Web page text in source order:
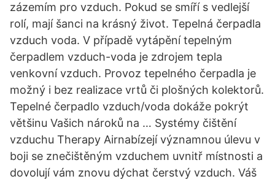
zázemím pro vzduch. Pokud se smíří s vedlejší
rolí, mají šanci na krásný život. Tepelná čerpadla
vzduch voda. V případě vytápění tepelným
čerpadlem vzduch-voda je zdrojem tepla
venkovní vzduch. Provoz tepelného čerpadla je
možný i bez realizace vrtů či plošných kolektorů.
Tepelné čerpadlo vzduch/voda dokáže pokrýt
většinu Vašich nároků na … Systémy čištění
vzduchu Therapy Airnabízejí významnou úlevu v
boji se znečištěným vzduchem uvnitř místnosti a
dovolují vám znovu dýchat čerstvý vzduch. Váš